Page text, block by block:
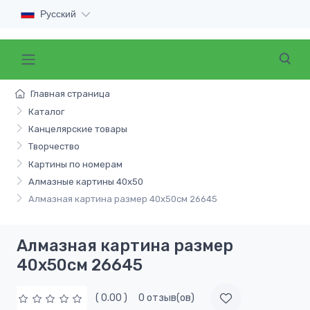
Русский
Главная страница
Каталог
Канцелярские товары
Творчество
Картины по номерам
Алмазные картины 40x50
Алмазная картина размер 40х50см 26645
Алмазная картина размер
40х50см 26645
( 0.00 ) 0 отзыв(ов)